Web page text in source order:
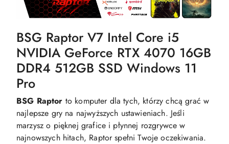
BSG Raptor V7 Intel Core i5
NVIDIA GeForce RTX 4070 16GB
DDR4 512GB SSD Windows 11
Pro
BSG Raptor to komputer dla tych, którzy chcą grać w
najlepsze gry na najwyższych ustawieniach. Jeśli
marzysz o pięknej grafice i płynnej rozgrywce w
najnowszych hitach, Raptor spełni Twoje oczekiwania.